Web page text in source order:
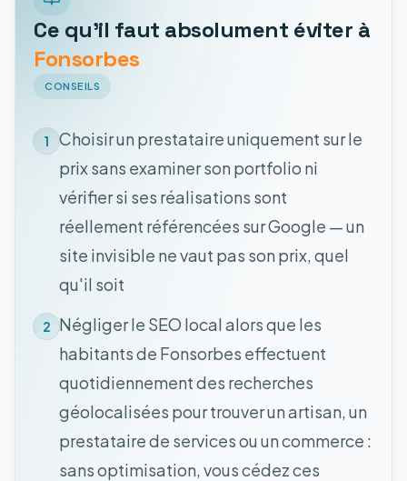
Ce qu'il faut absolument éviter à
Fonsorbes
CONSEILS
1
Choisir un prestataire uniquement sur le
prix sans examiner son portfolio ni
vérifier si ses réalisations sont
réellement référencées sur Google — un
site invisible ne vaut pas son prix, quel
qu'il soit
2 Négliger le SEO local alors que les
habitants de Fonsorbes effectuent
quotidiennement des recherches
géolocalisées pour trouver un artisan, un
prestataire de services ou un commerce :
sans optimisation, vous cédez ces